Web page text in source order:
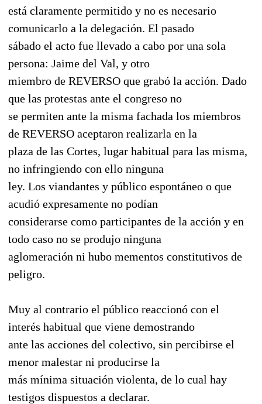
está claramente permitido y no es necesario
comunicarlo a la delegación. El pasado
sábado el acto fue llevado a cabo por una sola
persona: Jaime del Val, y otro
miembro de REVERSO que grabó la acción. Dado
que las protestas ante el congreso no
se permiten ante la misma fachada los miembros
de REVERSO aceptaron realizarla en la
plaza de las Cortes, lugar habitual para las misma,
no infringiendo con ello ninguna
ley. Los viandantes y público espontáneo o que
acudió expresamente no podían
considerarse como participantes de la acción y en
todo caso no se produjo ninguna
aglomeración ni hubo mementos constitutivos de
peligro.
Muy al contrario el público reaccionó con el
interés habitual que viene demostrando
ante las acciones del colectivo, sin percibirse el
menor malestar ni producirse la
más mínima situación violenta, de lo cual hay
testigos dispuestos a declarar.